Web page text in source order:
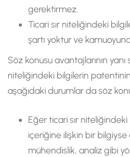
gerektirmez.
Ticari sır niteliğindeki
şartı yoktur ve
Söz konusu avantajlarının yanı
niteliğindeki bilgilerin
aşağıdaki durumlar da söz
Eğer ticari sır
içeriğine ilişkin bir
mühendislik, analiz gibi